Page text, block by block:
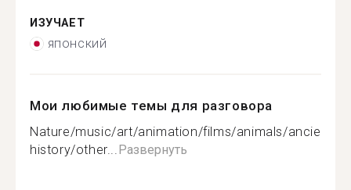
ИЗУЧАЕТ
японский
Мои любимые темы для разговора
Nature/music/art/animation/films/animals/ancient
history/other...Развернуть